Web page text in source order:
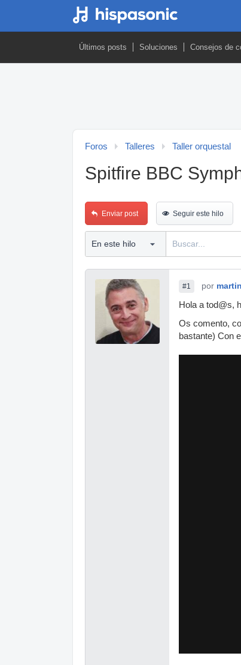
Últimos posts Soluciones Consejos de
Foros Talleres Taller orquestal
Spitfire BBC
Enviar post Seguir este hilo
#1 por
Hola a tod@s,
Os comento,
bastante) Con